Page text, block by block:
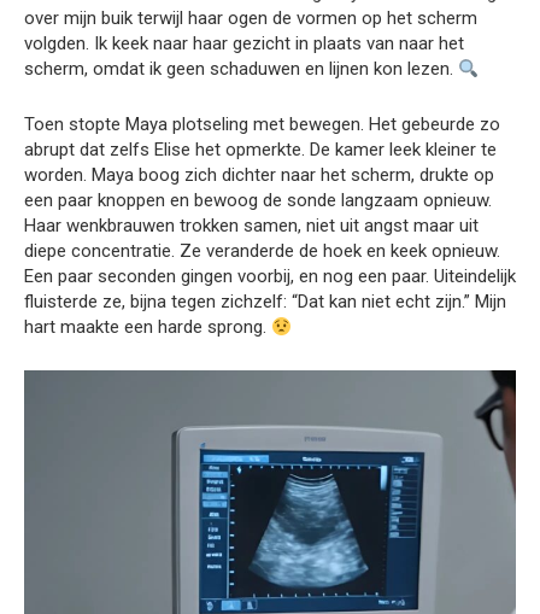
over mijn buik terwijl haar ogen de vormen op het scherm
volgden. Ik keek naar haar gezicht in plaats van naar het
scherm, omdat ik geen schaduwen en lijnen kon lezen.
Toen stopte Maya plotseling met bewegen. Het gebeurde zo
abrupt dat zelfs Elise het opmerkte. De kamer leek kleiner te
worden. Maya boog zich dichter naar het scherm, drukte op
een paar knoppen en bewoog de sonde langzaam opnieuw.
Haar wenkbrauwen trokken samen, niet uit angst maar uit
diepe concentratie. Ze veranderde de hoek en keek opnieuw.
Een paar seconden gingen voorbij, en nog een paar. Uiteindelijk
fluisterde ze, bijna tegen zichzelf: “Dat kan niet echt zijn.” Mijn
hart maakte een harde sprong.